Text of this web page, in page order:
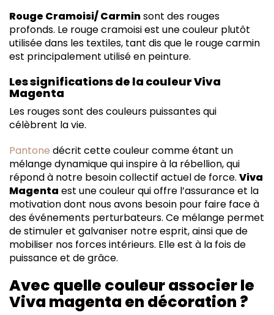
Rouge Cramoisi/ Carminsont des rouges
profonds. Le rouge cramoisi est une couleur plutôt
utilisée dans les textiles, tant dis que le rouge carmin
est principalement utilisé en peinture.
Les significations de la couleur Viva
Magenta
Les rouges sont des couleurs puissantes qui
célèbrent la vie.
Pantone décrit cette couleur comme étant un
mélange dynamique qui inspire à la rébellion, qui
répond à notre besoin collectif actuel de force. Viva
Magenta est une couleur qui offre l’assurance et la
motivation dont nous avons besoin pour faire face à
des événements perturbateurs. Ce mélange permet
de stimuler et galvaniser notre esprit, ainsi que de
mobiliser nos forces intérieurs. Elle est à la fois de
puissance et de grâce.
Avec quelle couleur associer le
Viva magenta en décoration ?